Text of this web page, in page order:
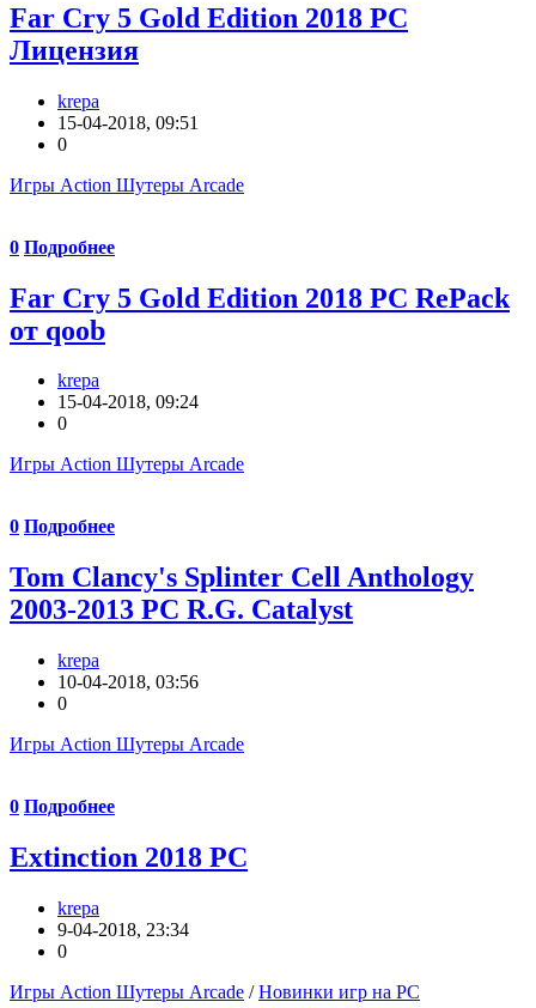
Far Cry 5 Gold Edition 2018 PC
Лицензия
krepa
15-04-2018, 09:51
0
Игры Action Шутеры Arcade
0 Подробнее
Far Cry 5 Gold Edition 2018 PC RePack
от qoob
krepa
15-04-2018, 09:24
0
Игры Action Шутеры Arcade
0 Подробнее
Tom Clancy's Splinter Cell Anthology
2003-2013 PC R.G. Catalyst
krepa
10-04-2018, 03:56
0
Игры Action Шутеры Arcade
0 Подробнее
Extinction 2018 PC
krepa
9-04-2018, 23:34
0
Игры Action Шутеры Arcade /Новинки игр на PC